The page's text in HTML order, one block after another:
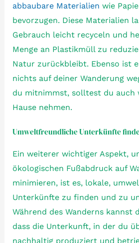
abbaubare Materialien wie
bevorzugen. Diese Materialien
Gebrauch leicht recyceln und
Menge an Plastikmüll zu
Natur zurückbleibt. Ebenso ist
nichts auf deiner Wanderung
du mitnimmst, solltest du auch
Hause nehmen.
Umweltfreundliche Unterkünfte
Ein weiterer wichtiger Aspekt,
ökologischen Fußabdruck auf
minimieren, ist es, lokale,
Unterkünfte zu finden und zu
Während des Wanderns kannst
dass die Unterkunft, in der du
nachhaltig produziert und